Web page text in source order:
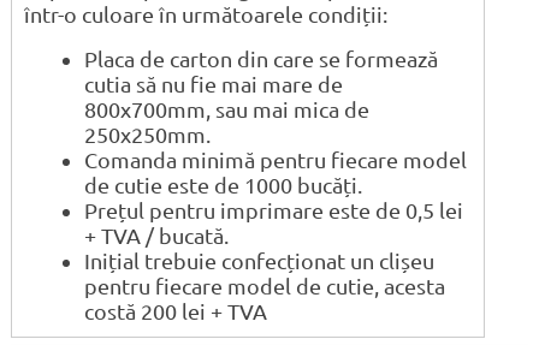
într-o culoare în următoarele condiții:
Placa de carton din care se formează
cutia să nu fie mai mare de
800x700mm, sau mai mica de
250x250mm.
Comanda minimă pentru fiecare model
de cutie este de 1000 bucăți.
Prețul pentru imprimare este de 0,5 lei
+ TVA / bucată.
Inițial trebuie confecționat un clișeu
pentru fiecare model de cutie, acesta
costă 200 lei + TVA